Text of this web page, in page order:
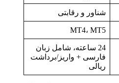
شناور و رقابتی
MT4، MT5
24 ساعته، شامل زبان
فارسی + واریز/برداشت
ریالی